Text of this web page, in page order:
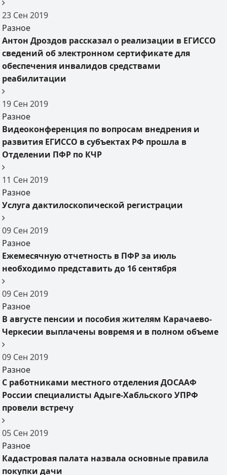
23 Сен 2019
Разное
Антон Дроздов рассказал о реализации в ЕГИССО
сведений об электронном сертификате для
обеспечения инвалидов средствами
реабилитации
19 Сен 2019
Разное
Видеоконференция по вопросам внедрения и
развития ЕГИССО в субъектах РФ прошла в
Отделении ПФР по КЧР
11 Сен 2019
Разное
Услуга дактилоскопической регистрации
09 Сен 2019
Разное
Ежемесячную отчетность в ПФР за июль
необходимо представить до 16 сентября
09 Сен 2019
Разное
В августе пенсии и пособия жителям Карачаево-
Черкесии выплачены вовремя и в полном объеме
09 Сен 2019
Разное
С работниками местного отделения ДОСААФ
России специалисты Адыге-Хабльского УПРФ
провели встречу
05 Сен 2019
Разное
Кадастровая палата назвала основные правила
покупки дачи